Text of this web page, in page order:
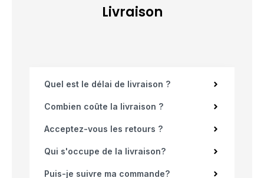
Livraison
Quel est le délai de livraison ?
Combien coûte la livraison ?
Acceptez-vous les retours ?
Qui s'occupe de la livraison?
Puis-je suivre ma commande?